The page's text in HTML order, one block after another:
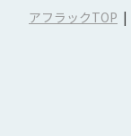
アフラックTOP